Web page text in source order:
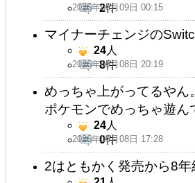
2026年05月09日 00:15
2件
マイナーチェンジの
2026年05月08日 20:19
24人
8件
めっちゃ上がってるや
ポケモンでめっちゃ遊ん
2026年05月08日 17:28
24人
0件
2はともかく発売から8